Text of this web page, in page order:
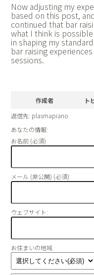
Now adjusting my
based on this post,
continued that bar
what I think is
in shaping my
bar raising
sessions.
作成者
ト
返信先: plasmapiano
あなたの情報:
お名前 (必須)
メール (非公開) (必須):
ウェブサイト:
お住まいの地域